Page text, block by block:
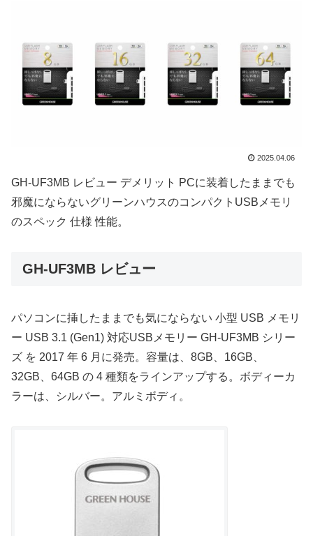
2025.04.06
GH-UF3MB レビュー デメリット PCに装着したままでも
邪魔にならないグリーンハウスのコンパクトUSBメモリ
のスペック 仕様 性能。
GH-UF3MB レビュー
パソコンに挿したままでも気にならない 小型 USB メモリ
ー USB 3.1 (Gen1) 対応USBメモリー GH-UF3MB シリー
ズ を 2017 年 6 月に発売。容量は、8GB、16GB、
32GB、64GB の 4 種類をラインアップする。ボディーカ
ラーは、シルバー。アルミボディ。